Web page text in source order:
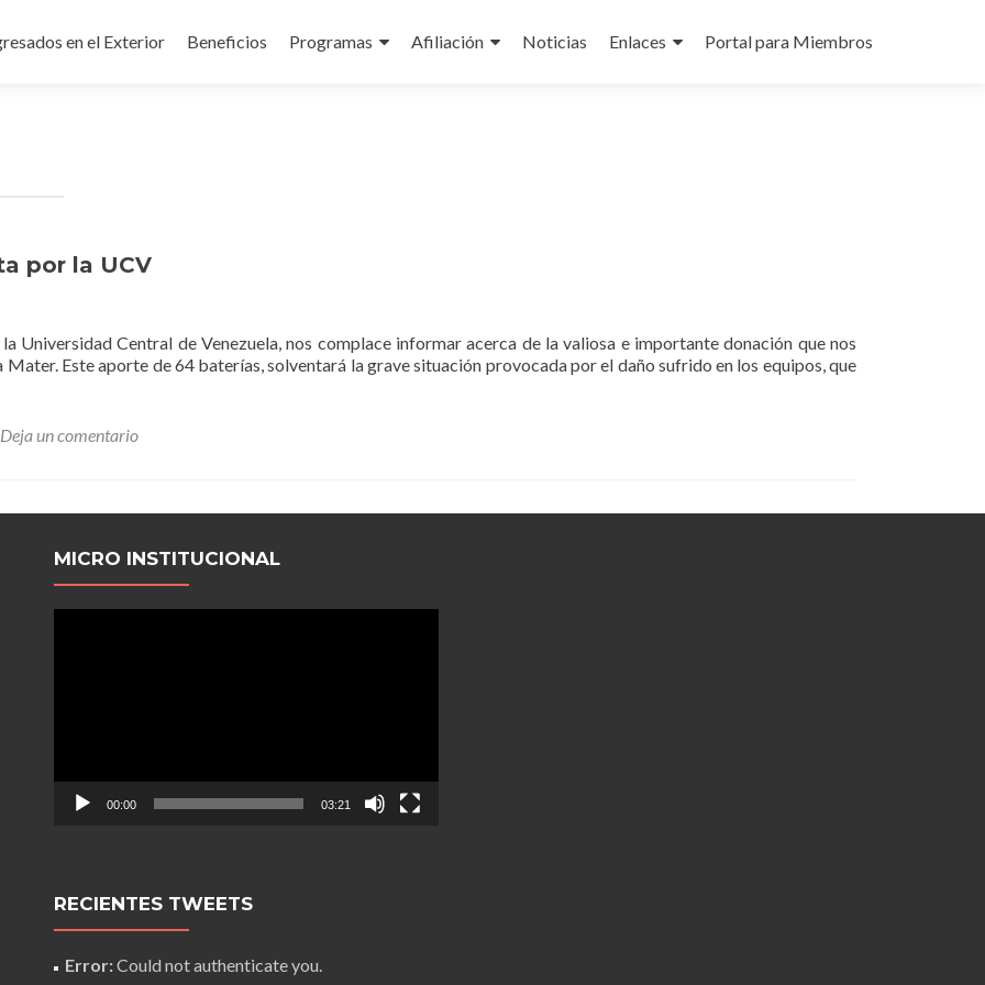
en el Exterior Beneficios Programas Afiliación Noticias Enlaces Portal para Miembros
por la UCV
Universidad Central de Venezuela, nos complace informar acerca de la valiosa e importante donación que nos
Mater. Este aporte de 64 baterías, solventará la grave situación provocada por el daño sufrido en los equipos, que
Deja un comentario
MICRO INSTITUCIONAL
00:00 03:21
RECIENTES TWEETS
Error:Could not authenticate you.